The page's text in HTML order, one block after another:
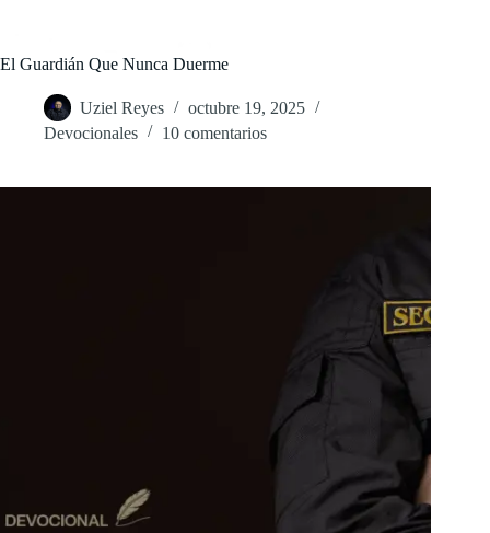
El Guardián Que Nunca Duerme
Uziel Reyes
octubre 19, 2025
Devocionales
10 comentarios